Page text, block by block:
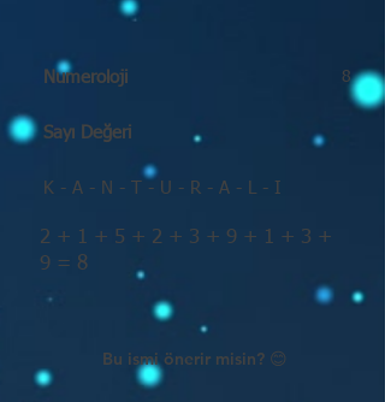
Numeroloji
Sayı Değeri
8
K - A - N - T - U - R - A - L - I
2 + 1 + 5 + 2 + 3 + 9 + 1 + 3 +
9 = 8
Bu ismi önerir misin? 😊